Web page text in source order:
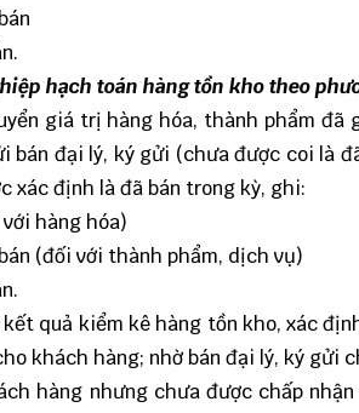
hạch toán hàng tồn kho theo
giá trị hàng hóa, thành phẩm
bán đại lý, ký gửi (chưa được coi là
xác định là đã bán trong kỳ, ghi:
với hàng hóa)
(đối với thành phẩm, dịch vụ)
quả kiểm kê hàng tồn kho, xác
khách hàng; nhờ bán đại lý, ký gửi
hàng nhưng chưa được chấp